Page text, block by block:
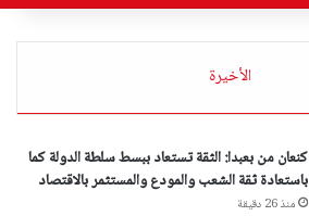
الأخيرة
كنعان من بعبدا: الثقة تستعاد ببسط سلطة الدولة كما
باستعادة ثقة الشعب والمودع والمستثمر بالاقتصاد
منذ 26 دقيقة